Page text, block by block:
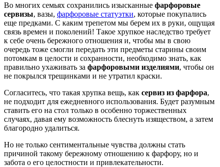
Во многих семьях сохранились изысканные фарфоровые
сервизы, вазы, фарфоровые статуэтки, которые покупались
еще предками. С каким трепетом мы берем их в руки, ощущая
связь времен и поколений! Такое хрупкое наследство требует
к себе очень бережного отношения и, чтобы мы в свою
очередь тоже смогли передать эти предметы старины своим
потомкам в целости и сохранности, необходимо знать, как
правильно ухаживать за фарфоровыми изделиями, чтобы он
не покрылся трещинками и не утратил краски.
Согласитесь, что такая хрупка вещь, как сервиз из фарфора,
не подходит для ежедневного использования. Будет разумным
ставить его на стол только в особенно торжественных
случаях, давая ему возможность блеснуть изяществом, а затем
благородно удалиться.
Но не только сентиментальные чувства должны стать
причиной такому бережному отношению к фарфору, но и
забота о его целостности и привлекательности.